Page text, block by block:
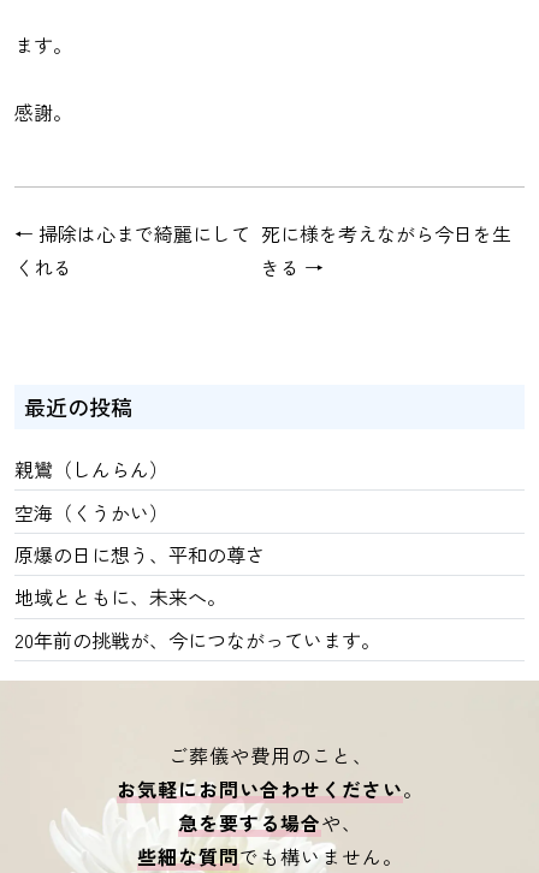
ます。
感謝。
← 掃除は心まで綺麗にして
くれる
死に様を考えながら今日を生
きる →
最近の投稿
親鸞（しんらん）
空海（くうかい）
原爆の日に想う、平和の尊さ
地域とともに、未来へ。
20年前の挑戦が、今につながっています。
ご葬儀や費用のこと、
お気軽にお問い合わせください。
急を要する場合や、
些細な質問でも構いません。